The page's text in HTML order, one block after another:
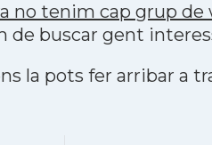
no tenim cap grup de
de buscar gent
la pots fer arribar a